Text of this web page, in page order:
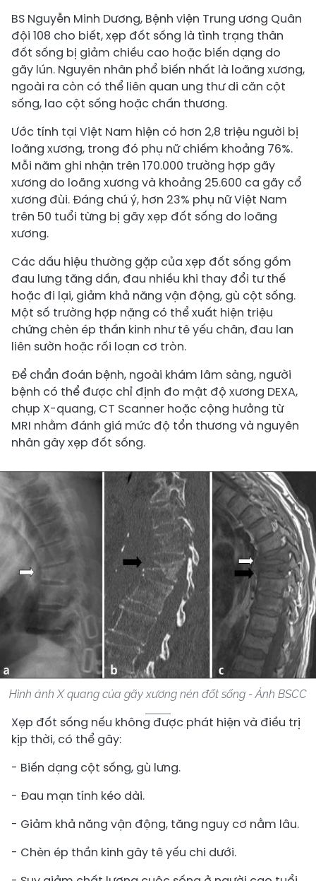
BS Nguyễn Minh Dương, Bệnh viện Trung ương Quân
đội 108 cho biết, xẹp đốt sống là tình trạng thân
đốt sống bị giảm chiều cao hoặc biến dạng do
gãy lún. Nguyên nhân phổ biến nhất là loãng xương,
ngoài ra còn có thể liên quan ung thư di căn cột
sống, lao cột sống hoặc chấn thương.
Ước tính tại Việt Nam hiện có hơn 2,8 triệu người bị
loãng xương, trong đó phụ nữ chiếm khoảng 76%.
Mỗi năm ghi nhận trên 170.000 trường hợp gãy
xương do loãng xương và khoảng 25.600 ca gãy cổ
xương đùi. Đáng chú ý, hơn 23% phụ nữ Việt Nam
trên 50 tuổi từng bị gãy xẹp đốt sống do loãng
xương.
Các dấu hiệu thường gặp của xẹp đốt sống gồm
đau lưng tăng dần, đau nhiều khi thay đổi tư thế
hoặc đi lại, giảm khả năng vận động, gù cột sống.
Một số trường hợp nặng có thể xuất hiện triệu
chứng chèn ép thần kinh như tê yếu chân, đau lan
liên sườn hoặc rối loạn cơ tròn.
Để chẩn đoán bệnh, ngoài khám lâm sàng, người
bệnh có thể được chỉ định đo mật độ xương DEXA,
chụp X-quang, CT Scanner hoặc cộng hưởng từ
MRI nhằm đánh giá mức độ tổn thương và nguyên
nhân gây xẹp đốt sống.
Hình ảnh X quang của gãy xương nén đốt sống - Ảnh BSCC
​Xẹp đốt sống nếu không được phát hiện và điều trị
kịp thời, có thể gây:
- Biến dạng cột sống, gù lưng.
- Đau mạn tính kéo dài.
- Giảm khả năng vận động, tăng nguy cơ nằm lâu.
- Chèn ép thần kinh gây tê yếu chi dưới.